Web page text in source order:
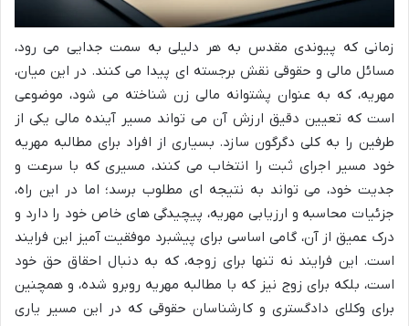
زمانی که پیوندی مقدس به هر دلیلی به سمت جدایی می رود،
مسائل مالی و حقوقی نقش برجسته ای پیدا می کنند. در این میان،
مهریه، که به عنوان پشتوانه مالی زن شناخته می شود، موضوعی
است که تعیین دقیق ارزش آن می تواند مسیر آینده مالی یکی از
طرفین را به کلی دگرگون سازد. بسیاری از افراد برای مطالبه مهریه
خود مسیر اجرای ثبت را انتخاب می کنند، مسیری که با سرعت و
جدیت خود، می تواند به نتیجه ای مطلوب برسد؛ اما در این راه،
جزئیات محاسبه و ارزیابی مهریه، پیچیدگی های خاص خود را دارد و
درک عمیق از آن، گامی اساسی برای پیشبرد موفقیت آمیز این فرایند
است. این فرایند نه تنها برای زوجه، که به دنبال احقاق حق خود
است، بلکه برای زوج نیز که با مطالبه مهریه روبرو شده، و همچنین
برای وکلای دادگستری و کارشناسان حقوقی که در این مسیر یاری